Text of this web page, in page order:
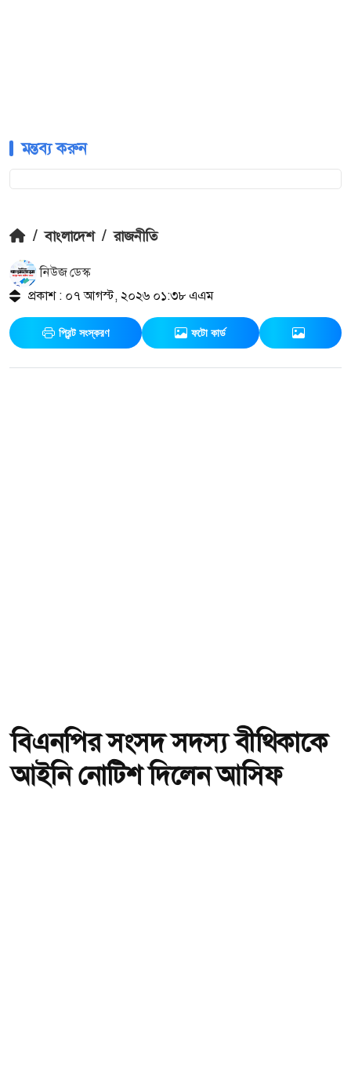
মন্তব্য করুন
/ বাংলাদেশ / রাজনীতি
নিউজ ডেস্ক
প্রকাশ : ০৭ আগস্ট, ২০২৬ ০১:৩৮ এএম
প্রিন্ট সংস্করণ ফটো কার্ড
বিএনপির সংসদ সদস্য বীথিকাকে
আইনি নোটিশ দিলেন আসিফ